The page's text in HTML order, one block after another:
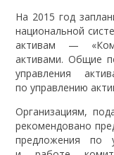
На 2015 год
национальной
активам —
активами. Общие
управления
по управлению
Организациям,
рекомендовано
предложения по